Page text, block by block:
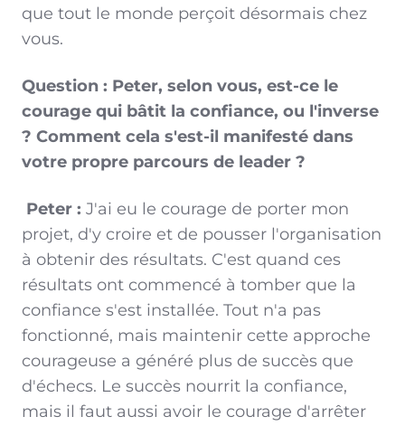
que tout le monde perçoit désormais chez
vous.
Question : Peter, selon vous, est-ce le
courage qui bâtit la confiance, ou l'inverse
? Comment cela s'est-il manifesté dans
votre propre parcours de leader ?
Peter : J'ai eu le courage de porter mon
projet, d'y croire et de pousser l'organisation
à obtenir des résultats. C'est quand ces
résultats ont commencé à tomber que la
confiance s'est installée. Tout n'a pas
fonctionné, mais maintenir cette approche
courageuse a généré plus de succès que
d'échecs. Le succès nourrit la confiance,
mais il faut aussi avoir le courage d'arrêter